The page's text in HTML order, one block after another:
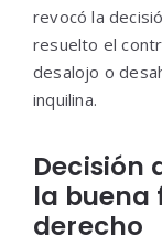
revocó la
resuelto el
desalojo o
inquilina.
Decisión
la buena
derecho